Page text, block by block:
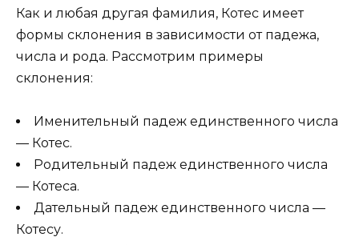
Как и любая другая фамилия, Котес имеет
формы склонения в зависимости от падежа,
числа и рода. Рассмотрим примеры
склонения:
Именительный падеж единственного числа
— Котес.
Родительный падеж единственного числа
— Котеса.
Дательный падеж единственного числа —
Котесу.